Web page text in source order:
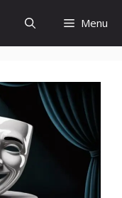
Menu